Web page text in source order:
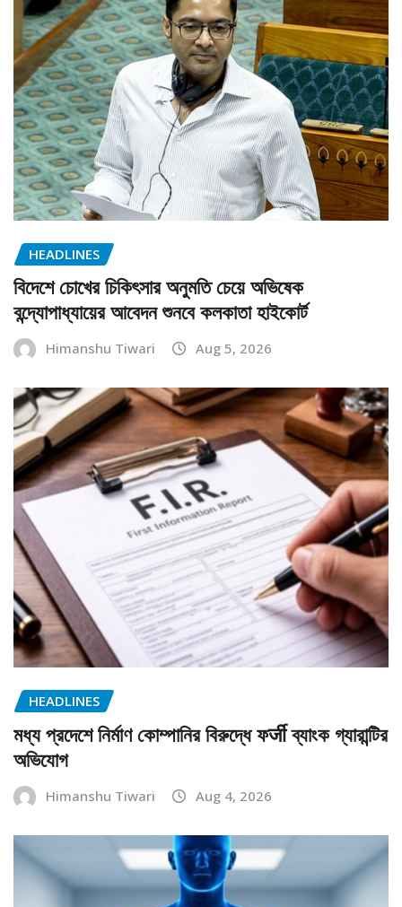
HEADLINES
বিদেশে চোখের চিকিৎসার অনুমতি চেয়ে অভিষেক
বন্দ্যোপাধ্যায়ের আবেদন শুনবে কলকাতা হাইকোর্ট
Himanshu Tiwari Aug 5, 2026
HEADLINES
মধ্য প্রদেশে নির্মাণ কোম্পানির বিরুদ্ধে ফर्जी ব্যাংক গ্যারান্টির
অভিযোগ
Himanshu Tiwari Aug 4, 2026